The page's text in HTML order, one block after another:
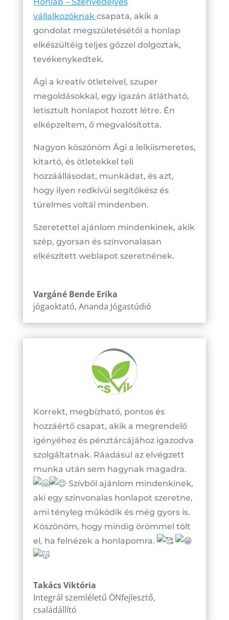
vállalkozóknak csapata, akik a
gondolat megszületésétől a honlap
elkészültéig teljes gőzzel dolgoztak,
tevékenykedtek.
Ági a kreatív ötleteivel, szuper
megoldásokkal, egy igazán átlátható,
letisztult honlapot hozott létre. Én
elképzeltem, ő megvalósította.
Nagyon köszönöm Ági a lelkiismeretes,
kitartó, és ötletekkel teli
hozzáállásodat, munkádat, és azt,
hogy ilyen redkívül segítőkész és
türelmes voltál mindenben.
Szeretettel ajánlom mindenkinek, akik
szép, gyorsan és színvonalasan
elkészített weblapot szeretnének.
Vargáné Bende Erika
jógaoktató, Ananda Jógastúdió
Korrekt, megbízható, pontos és
hozzáértő csapat, akik a megrendelő
igényéhez és pénztárcájához igazodva
szolgáltatnak. Ráadásul az elvégzett
munka után sem hagynak magadra.
Szívből ajánlom mindenkinek,
aki egy színvonalas honlapot szeretne,
ami tényleg működik és még gyors is.
Köszönöm, hogy mindig örömmel tölt
el, ha felnézek a honlapomra.
Takács Viktória
Integrál szemléletű ÖNfejlesztő,
családállító